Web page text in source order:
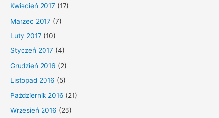
Kwiecień 2017 (17)
Marzec 2017 (7)
Luty 2017 (10)
Styczeń 2017 (4)
Grudzień 2016 (2)
Listopad 2016 (5)
Październik 2016 (21)
Wrzesień 2016 (26)